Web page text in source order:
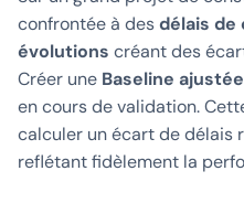
confrontée à desdélais
évolutions créant des
Créer une Baseline
en cours de validation.
calculer un écart de délais
reflétant fidèlement la